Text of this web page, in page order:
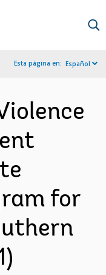
Esta página en: Español
for